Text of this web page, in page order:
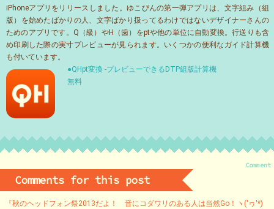
iPhoneアプリをリリースしました。ゆこびんの第一弾アプリは、文字組み（組
版）を始めたばかりの人、文字ばかり扱ってるわけではないデザイナーさんの
ためのアプリです。Q（級）やH（歯）をptや他の単位に自動変換。行送りも含
め印刷した際の実寸プレビューが見られます。いくつかの便利なガイド計算機
も付いています。
●QHpt変換 -プレビューできるDTP組版計算機
無料
Comment
Comments for this post
『秋のヘッドフォン祭2013だよ！ 音にコダワリのある人は当然Go！ヽ('ヮ'*)ゝ